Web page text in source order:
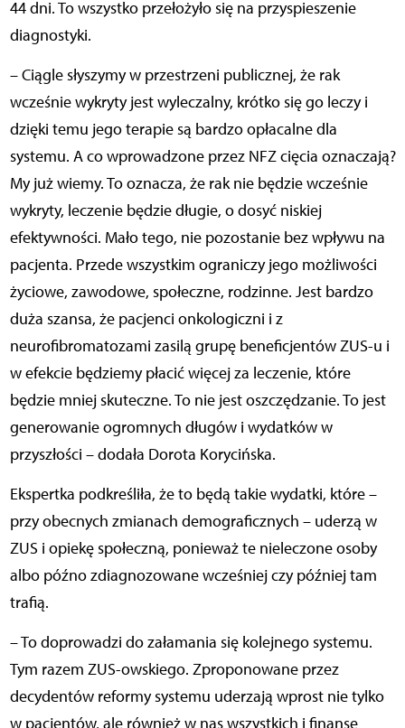
44 dni. To wszystko przełożyło się na przyspieszenie
diagnostyki.
– Ciągle słyszymy w przestrzeni publicznej, że rak
wcześnie wykryty jest wyleczalny, krótko się go leczy i
dzięki temu jego terapie są bardzo opłacalne dla
systemu. A co wprowadzone przez NFZ cięcia oznaczają?
My już wiemy. To oznacza, że rak nie będzie wcześnie
wykryty, leczenie będzie długie, o dosyć niskiej
efektywności. Mało tego, nie pozostanie bez wpływu na
pacjenta. Przede wszystkim ograniczy jego możliwości
życiowe, zawodowe, społeczne, rodzinne. Jest bardzo
duża szansa, że pacjenci onkologiczni i z
neurofibromatozami zasilą grupę beneficjentów ZUS-u i
w efekcie będziemy płacić więcej za leczenie, które
będzie mniej skuteczne. To nie jest oszczędzanie. To jest
generowanie ogromnych długów i wydatków w
przyszłości – dodała Dorota Korycińska.
Ekspertka podkreśliła, że to będą takie wydatki, które –
przy obecnych zmianach demograficznych – uderzą w
ZUS i opiekę społeczną, ponieważ te nieleczone osoby
albo późno zdiagnozowane wcześniej czy później tam
trafią.
– To doprowadzi do załamania się kolejnego systemu.
Tym razem ZUS-owskiego. Zproponowane przez
decydentów reformy systemu uderzają wprost nie tylko
w pacjentów, ale również w nas wszystkich i finanse